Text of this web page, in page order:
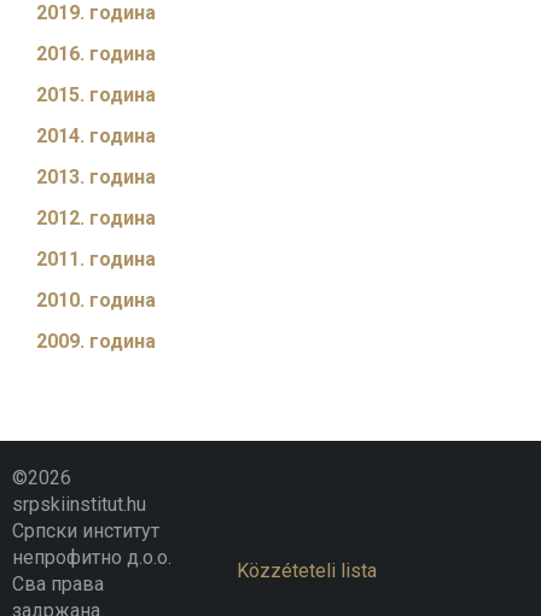
2019. година
2016. година
2015. година
2014. година
2013. година
2012. година
2011. година
2010. година
2009. година
©2026
srpskiinstitut.hu
Српски институт
непрофитно д.о.о.
Сва права
задржана.
Közzéteteli lista